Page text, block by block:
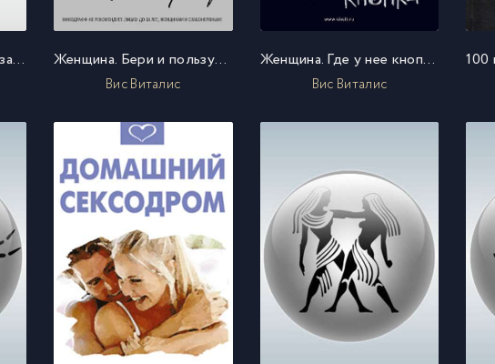
Советы брачующимся, забракованным и страстно желающим забраковаться Женщина. Бери и пользуйся
Вис Виталис
Женщина. Где у нее кнопка?
Вис Виталис